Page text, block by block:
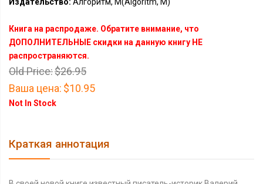
Книга на распродаже. Обратите внимание, что
ДОПОЛНИТЕЛЬНЫЕ скидки на данную книгу НЕ
распространяются.
Old Price:$26.95
Ваша цена: $10.95
Not In Stock
Краткая аннотация